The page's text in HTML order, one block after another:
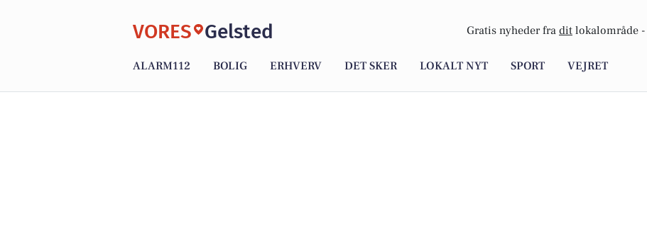
VORES Gelsted Gratis nyheder fra dit lokalområde -
ALARM112 BOLIG ERHVERV DET SKER LOKALT NYT SPORT VEJRET